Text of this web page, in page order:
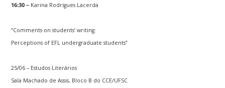
16:30 – Karina Rodrigues Lacerda
“Comments on students’ writing:
Perceptions of EFL undergraduate students”
25/06 – Estudos Literários
Sala Machado de Assis, Bloco B do CCE/UFSC